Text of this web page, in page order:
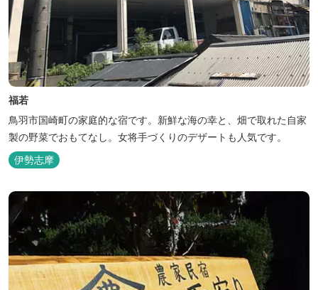
福若
鳥羽市国崎町の家庭的な宿です。新鮮な海の幸と、畑で取れた自家
製の野菜でおもてなし。女将手づくりのデザートも人気です。
伊勢志摩